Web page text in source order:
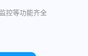
控等功能齐全